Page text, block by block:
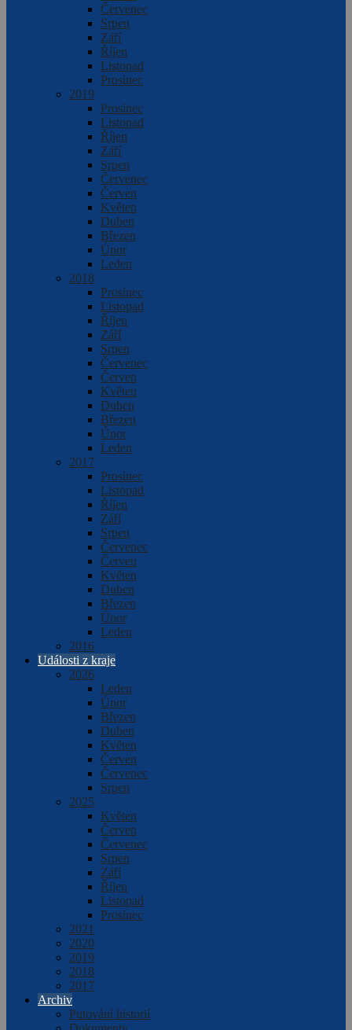
Červenec
Srpen
Září
Říjen
Listopad
Prosinec
2019
Prosinec
Listopad
Říjen
Září
Srpen
Červenec
Červen
Květen
Duben
Březen
Únor
Leden
2018
Prosinec
Listopad
Říjen
Září
Srpen
Červenec
Červen
Květen
Duben
Březen
Únor
Leden
2017
Prosinec
Listopad
Říjen
Září
Srpen
Červenec
Červen
Květen
Duben
Březen
Únor
Leden
2016
Události z kraje
2026
Leden
Únor
Březen
Duben
Květen
Červen
Červenec
Srpen
2025
Květen
Červen
Červenec
Srpen
Září
Říjen
Listopad
Prosinec
2021
2020
2019
2018
2017
Archiv
Putování historií